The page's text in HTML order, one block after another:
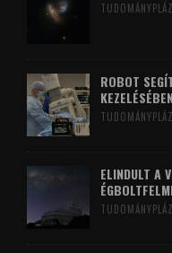
ROBOT
ELINDULT A